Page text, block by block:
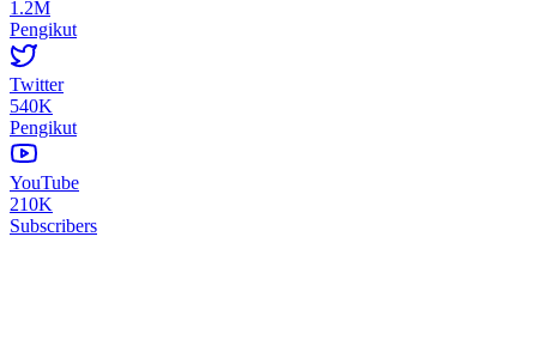
1.2M
Pengikut
Twitter
540K
Pengikut
YouTube
210K
Subscribers